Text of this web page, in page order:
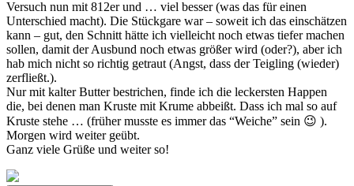
Versuch nun mit 812er und … viel besser (was das für einen
Unterschied macht). Die Stückgare war – soweit ich das einschätzen
kann – gut, den Schnitt hätte ich vielleicht noch etwas tiefer machen
sollen, damit der Ausbund noch etwas größer wird (oder?), aber ich
hab mich nicht so richtig getraut (Angst, dass der Teigling (wieder)
zerfließt.).
Nur mit kalter Butter bestrichen, finde ich die leckersten Happen
die, bei denen man Kruste mit Krume abbeißt. Dass ich mal so auf
Kruste stehe … (früher musste es immer das “Weiche” sein 😉 ).
Morgen wird weiter geübt.
Ganz viele Grüße und weiter so!